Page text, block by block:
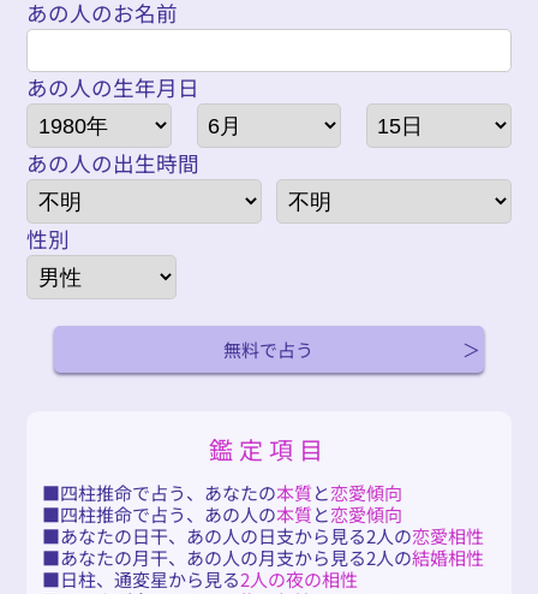
あの人のお名前
あの人の生年月日
あの人の出生時間
性別
無料で占う
鑑定項目
四柱推命で占う、あなたの本質と恋愛傾向
四柱推命で占う、あの人の本質と恋愛傾向
あなたの日干、あの人の日支から見る2人の恋愛相性
あなたの月干、あの人の月支から見る2人の結婚相性
日柱、通変星から見る2人の夜の相性